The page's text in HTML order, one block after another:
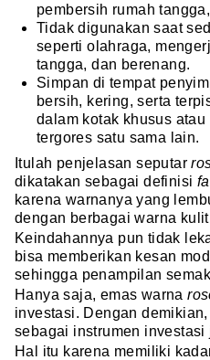
pembersih rumah
Tidak digunakan saat
seperti olahraga,
tangga, dan berenang.
Simpan di tempat
bersih, kering, serta
dalam kotak khusus
tergores satu sama lain.
Itulah penjelasan seputar
dikatakan sebagai definisi
karena warnanya yang
dengan berbagai warna
Keindahannya pun tidak
bisa memberikan kesan
sehingga penampilan
Hanya saja, emas warna
investasi. Dengan
sebagai instrumen investasi
Hal itu karena memiliki